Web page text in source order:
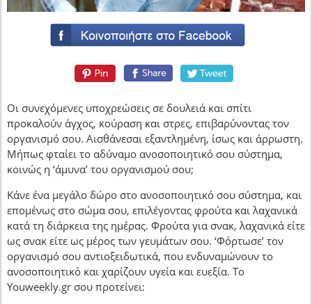
Οι συνεχόμενες υποχρεώσεις σε δουλειά και σπίτι
προκαλούν άγχος, κούραση και στρες, επιβαρύνοντας τον
οργανισμό σου. Αισθάνεσαι εξαντλημένη, ίσως και άρρωστη.
Μήπως φταίει το αδύναμο ανοσοποιητικό σου σύστημα,
κοινώς η ‘άμυνα’ του οργανισμού σου;
Κάνε ένα μεγάλο δώρο στο ανοσοποιητικό σου σύστημα, και
επομένως στο σώμα σου, επιλέγοντας φρούτα και λαχανικά
κατά τη διάρκεια της ημέρας. Φρούτα για σνακ, λαχανικά είτε
ως σνακ είτε ως μέρος των γευμάτων σου. ‘Φόρτωσε’ τον
οργανισμό σου αντιοξειδωτικά, που ενδυναμώνουν το
ανοσοποιητικό και χαρίζουν υγεία και ευεξία. To
Youweekly.gr σου προτείνει: